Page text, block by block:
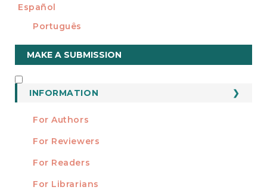
Español
Português
Make
a
Submission
MAKE A SUBMISSION
INFORMATION
For Authors
For Reviewers
For Readers
For Librarians